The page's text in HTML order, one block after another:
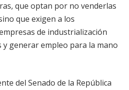
que optan por no venderlas
que exigen a los
de industrialización
generar empleo para la mano
del Senado de la República